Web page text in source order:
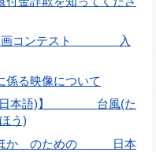
動画コンテスト 入
係る映像について
い日本語)】 台風(た
う)
ほか のための 日本